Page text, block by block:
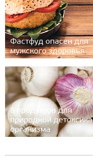
Фастфуд опасен для
мужского здоровья
8 продуктов для
природной
организма